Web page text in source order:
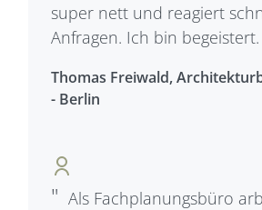
super nett und reagiert
Anfragen. Ich bin begeistert.
Thomas Freiwald,
- Berlin
Als Fachplanungsbüro